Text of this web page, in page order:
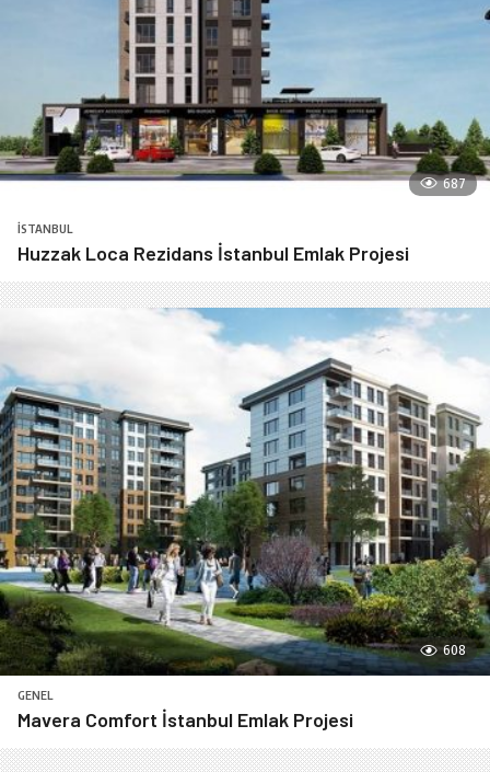
687
İSTANBUL
Huzzak Loca Rezidans İstanbul Emlak Projesi
608
GENEL
Mavera Comfort İstanbul Emlak Projesi